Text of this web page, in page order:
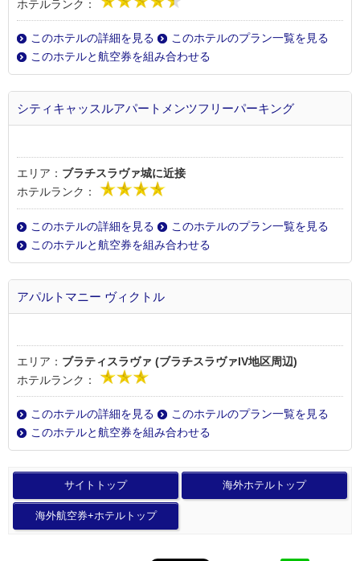
ホテルランク：
このホテルの詳細を見る
このホテルのプラン一覧を見る
このホテルと航空券を組み合わせる
シティキャッスルアパートメンツフリーパーキング
エリア： ブラチスラヴァ城に近接
ホテルランク：
このホテルの詳細を見る
このホテルのプラン一覧を見る
このホテルと航空券を組み合わせる
アパルトマニー ヴィクトル
エリア： ブラティスラヴァ (ブラチスラヴァIV地区周辺)
ホテルランク：
このホテルの詳細を見る
このホテルのプラン一覧を見る
このホテルと航空券を組み合わせる
サイトトップ 海外ホテルトップ
海外航空券+ホテルトップ